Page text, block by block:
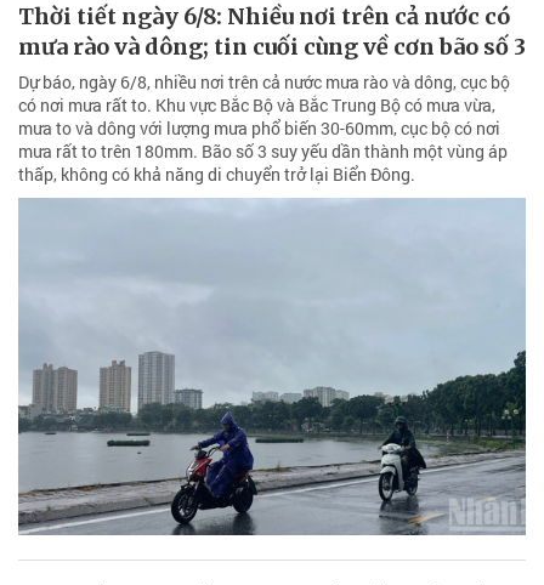
Thời tiết ngày 6/8: Nhiều nơi trên cả nước có
mưa rào và dông; tin cuối cùng về cơn bão số 3
Dự báo, ngày 6/8, nhiều nơi trên cả nước mưa rào và dông, cục bộ
có nơi mưa rất to. Khu vực Bắc Bộ và Bắc Trung Bộ có mưa vừa,
mưa to và dông với lượng mưa phổ biến 30-60mm, cục bộ có nơi
mưa rất to trên 180mm. Bão số 3 suy yếu dần thành một vùng áp
thấp, không có khả năng di chuyển trở lại Biển Đông.